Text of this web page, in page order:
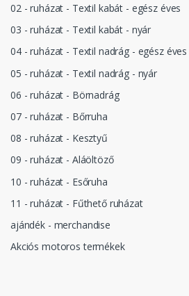
02 - ruházat - Textil kabát - egész éves
03 - ruházat - Textil kabát - nyár
04 - ruházat - Textil nadrág - egész éves
05 - ruházat - Textil nadrág - nyár
06 - ruházat - Börnadrág
07 - ruházat - Bőrruha
08 - ruházat - Kesztyű
09 - ruházat - Aláöltöző
10 - ruházat - Esőruha
11 - ruházat - Fűthető ruházat
ajándék - merchandise
Akciós motoros termékek